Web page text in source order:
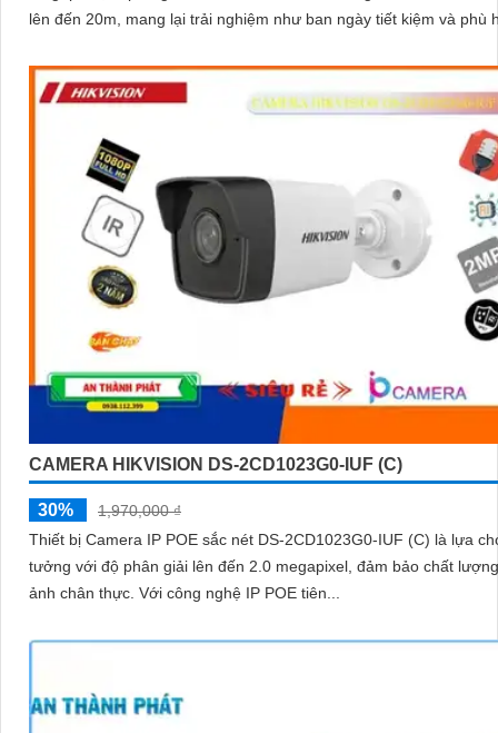
lên đến 20m, mang lại trải nghiệm như ban ngày tiết kiệm và phù
CAMERA HIKVISION DS-2CD1023G0-IUF (C)
30%
1,970,000 ₫
Thiết bị Camera IP POE sắc nét DS-2CD1023G0-IUF (C) là lựa
tưởng với độ phân giải lên đến 2.0 megapixel, đảm bảo chất
ảnh chân thực. Với công nghệ IP POE tiên...